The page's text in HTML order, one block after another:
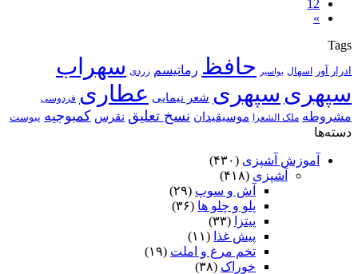
12
»
Tags
ادرار آور اسهال بواسیر حافظ رماتیسم زردی سهراب
سپهری سپهری شعر نیمایی عطاری فردوسی
مشروطه ملک الشعرا موسیقیدان نسخ تعلیق نقرس کمبوجیه یبوست
دسته‌ها
آموزش آشپزی (۴۳۰)
آشپزی (۴۱۸)
آش و سوپ (۲۹)
پلو و چلو ها (۳۶)
پیتزا
(۳۳)
پیش غذا (۱۱)
تخم مرغ و املت (۱۹)
خوراک (۳۸)